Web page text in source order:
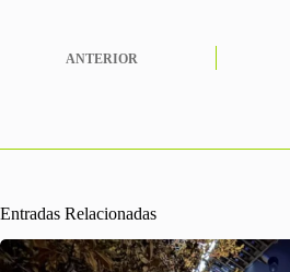
ANTERIOR
Entradas Relacionadas